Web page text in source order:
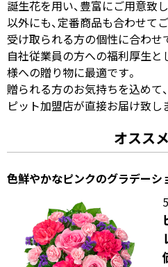
誕生花を用い、豊富にご用意致
以外にも、定番商品も合わせて
受け取られる方の個性に合わせ
自社従業員の方への福利厚生と
様への贈り物に最適です。
贈られる方のお気持ちを込めて
ピット加盟店が直接お届け致し
オスス
色鮮やかなピンクのグラデーシ